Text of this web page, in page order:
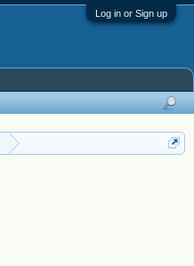
Log in or Sign up